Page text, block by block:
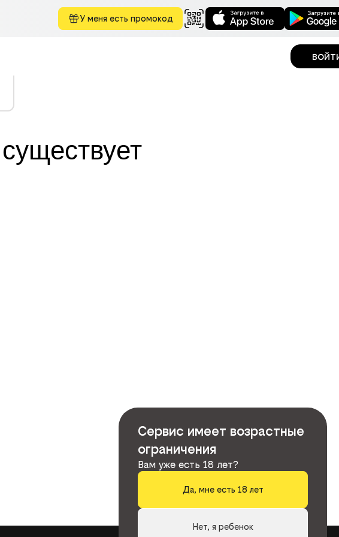
У меня есть промокод
Сервис имеет возрастные
ограничения
Вам уже есть 18 лет?
Да, мне есть 18 лет
Нет, я ребенок